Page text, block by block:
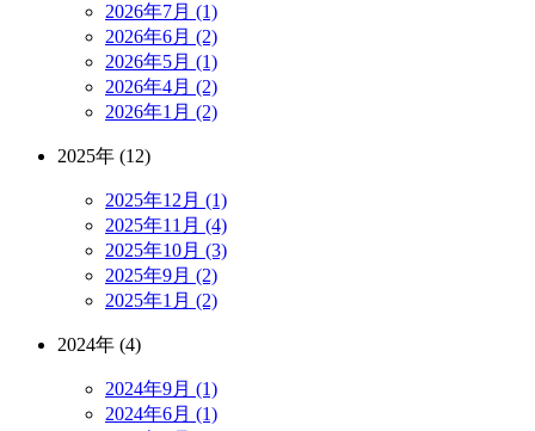
2026年7月 (1)
2026年6月 (2)
2026年5月 (1)
2026年4月 (2)
2026年1月 (2)
2025年 (12)
2025年12月 (1)
2025年11月 (4)
2025年10月 (3)
2025年9月 (2)
2025年1月 (2)
2024年 (4)
2024年9月 (1)
2024年6月 (1)